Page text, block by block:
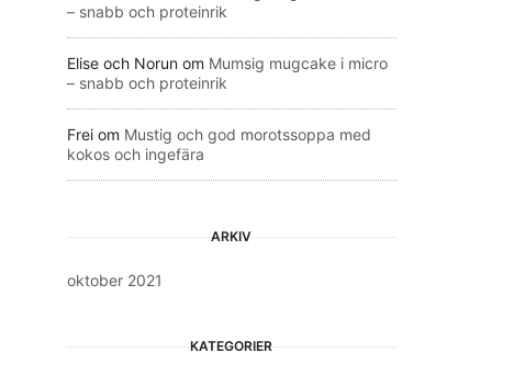
– snabb och proteinrik
Elise och Norun om Mumsig mugcake i micro
– snabb och proteinrik
Frei om Mustig och god morotssoppa med
kokos och ingefära
ARKIV
oktober 2021
KATEGORIER